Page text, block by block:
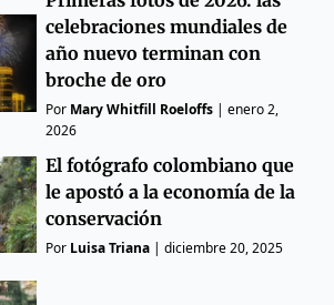
celebraciones mundiales de
año nuevo terminan con
broche de oro
Por Mary Whitfill Roeloffs |enero 2,
2026
El fotógrafo colombiano que
le apostó a la economía de la
conservación
Por Luisa Triana |diciembre 20, 2025